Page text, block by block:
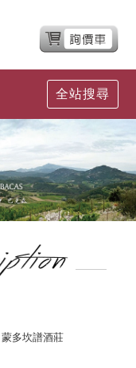
全站搜尋
蒙多坎譜酒莊